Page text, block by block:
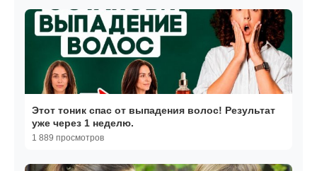
Этот тоник спас от выпадения волос! Результат
уже через 1 неделю.
1 889 просмотров